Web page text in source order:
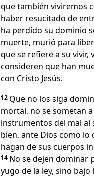
que también viviremos
haber resucitado de
ha perdido su dominio
muerte, murió para
que se refiere a su vivir,
consideren que han
con Cristo Jesús.
12 Que no los siga
mortal, no se sometan
instrumentos del mal al
bien, ante Dios como
hagan de sus cuerpos
14 No se dejen dominar
yugo de la ley, sino bajo